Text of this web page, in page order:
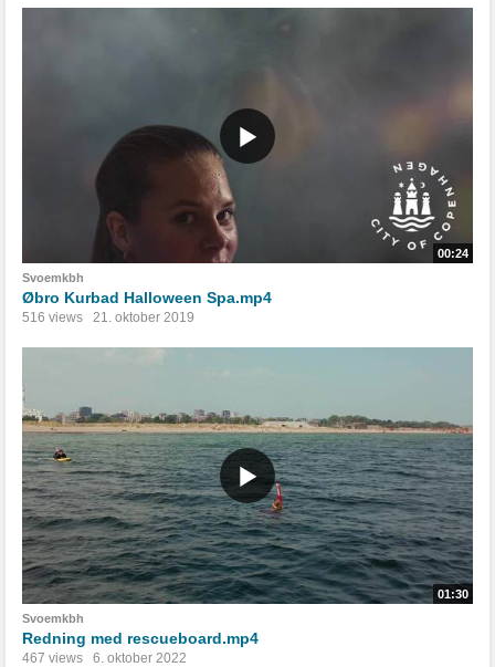
00:24
Svoemkbh
Øbro Kurbad Halloween Spa.mp4
516 views 21. oktober 2019
01:30
Svoemkbh
Redning med rescueboard.mp4
467 views 6. oktober 2022